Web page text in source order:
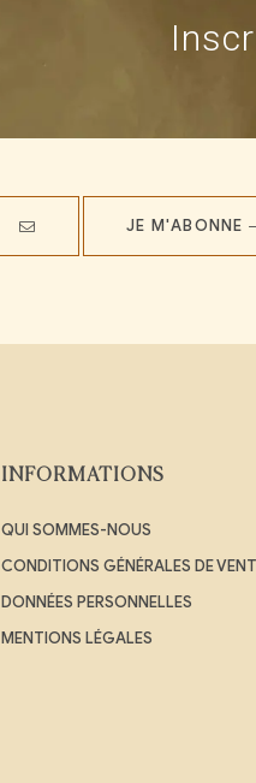
JE M'ABONNE
INFORMATIONS
QUI SOMMES-NOUS
CONDITIONS GÉNÉRALES DE
DONNÉES PERSONNELLES
MENTIONS LÉGALES